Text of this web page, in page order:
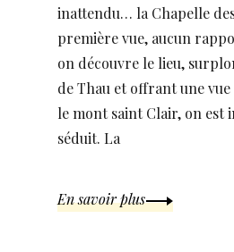
inattendu… la Chapelle
première vue, aucun
on découvre le lieu,
de Thau et offrant une
le mont saint Clair, on est
séduit. La
En savoir plus